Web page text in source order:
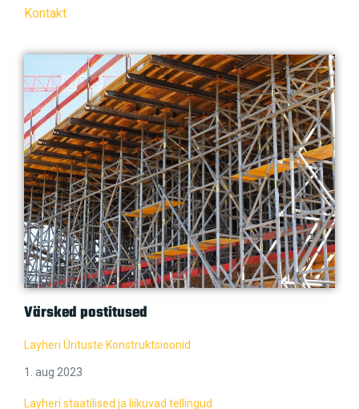
Kontakt
Värsked postitused
Layheri Ürituste Konstruktsioonid
1. aug 2023
Layheri staatilised ja liikuvad tellingud